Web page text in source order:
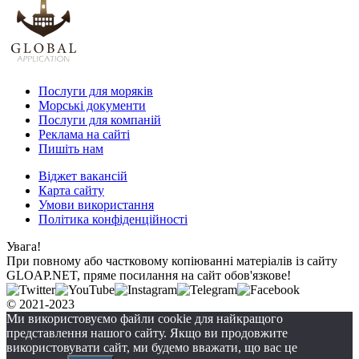
Послуги для моряків
Морські документи
Послуги для компаній
Реклама на сайті
Пишіть нам
Віджет вакансій
Карта сайту
Умови використання
Політика конфіденційності
Увага!
При повному або частковому копіюванні матеріалів із сайту
GLOAP.NET, пряме посилання на сайт обов'язкове!
© 2021-2023
Ми використовуємо файли cookie для найкращого
представлення нашого сайту. Якщо ви продовжите
використовувати сайт, ми будемо вважати, що вас це